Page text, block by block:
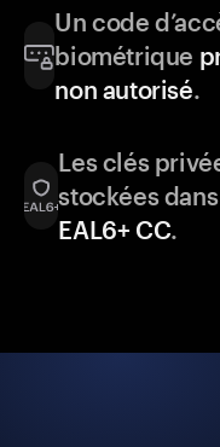
Un code
biométrique
non autorisé.
Les clés
stockées
EAL6+ CC.